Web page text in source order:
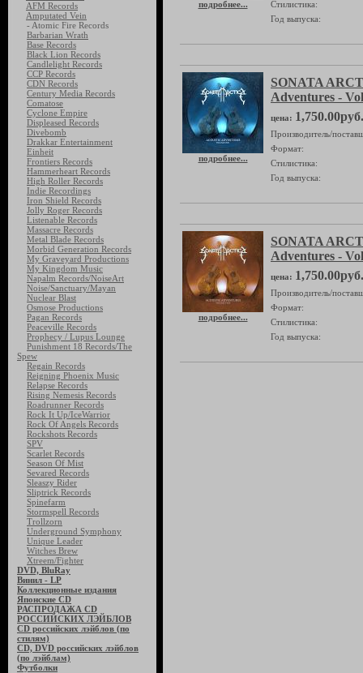
AFM Records
Amputated Vein
- Atomic Fire Records
Barbarian Wrath
Base Records
Black Lion Records
Candlelight Records
CCP Records
CDN Records
Century Media Records
Comatose
Cyclone Empire
Displeased Records
Divebomb
Drakkar Entertainment
Einheit
Frontiers Records
Hammerheart Records
High Roller Records
Indie Recordings
Iron Shield Records
Jolly Roger Records
Listenable Records
Massacre Records
Metal Blade Records
Morbid Generation Records
My Graveyard Productions
My Kingdom Music
Napalm Records/NoiseArt
Noise/Sanctuary/Mayan
Nuclear Blast
Osmose Productions
Pagan Records
Peaceville Records
Prophecy / Lupus Lounge
Punishment 18 Records/The
Spew
Regain Records
Reigning Phoenix Music
Relapse Records
Rising Nemesis Records
Roadrunner Records
Rock It Up/IceWarrior
Rock Of Angels Records
Rockshots Records
SPV
Scarlet Records
Season Of Mist
Sevared Records
Sleaszy Rider
Sliptrick Records
Spinefarm
Stormspell Records
Trollzorn
Underground Symphony
Unique Leader
Witches Brew
Xtreem/Fighter
DVD, BluRay
Винил - LP
Коллекционные издания
Японские CD
РАСПРОДАЖА CD
РОССИЙСКИХ ЛЭЙБЛОВ
CD российских лэйблов (по
стилям)
CD, DVD российских лэйблов
(по лэйблам)
Футболки
подробнее...
Стилистика:
Год выпуска:
подробнее...
SONATA
Adventures -
цена: 1,750.00руб.
Производитель/
Формат:
Стилистика:
Год выпуска:
подробнее...
SONATA
Adventures -
цена: 1,750.00руб.
Производитель/
Формат:
Стилистика:
Год выпуска: